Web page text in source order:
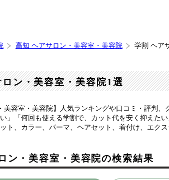
高知 ヘアサロン・美容室・美容院 学割 ヘア
ン・美容室・美容院1選
美容室・美容院】人気ランキングや口コミ・評
」「何回も使える学割で、カット代を安く抑え
ト、カラー、パーマ、ヘアセット、着付け、エ
ン・美容室・美容院の検索結果